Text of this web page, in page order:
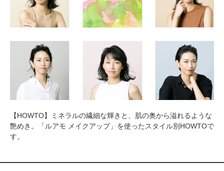
【HOWTO】ミネラルの繊細な輝きと、肌の奥から溢れるような
艶めき。「ルアモ メイクアップ」を使ったスタイル別HOWTOで
す。